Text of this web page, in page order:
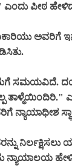
ಎಂದು ಪೀಠ
ಅವರಿಗೆ
ಸಮಯವಿದೆ.
ತಾಳ್ಮೆಯಿಂದಿರಿ."
ನ್ಯಾಯಾಧೀಶ
ನ್ಯಾಯಾಲಯ